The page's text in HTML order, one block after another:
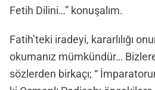
Fetih Dilini…” konuşalım.
Fatih’teki iradeyi, kararlılığı
okumanız mümkündür…
sözlerden birkaçı; “